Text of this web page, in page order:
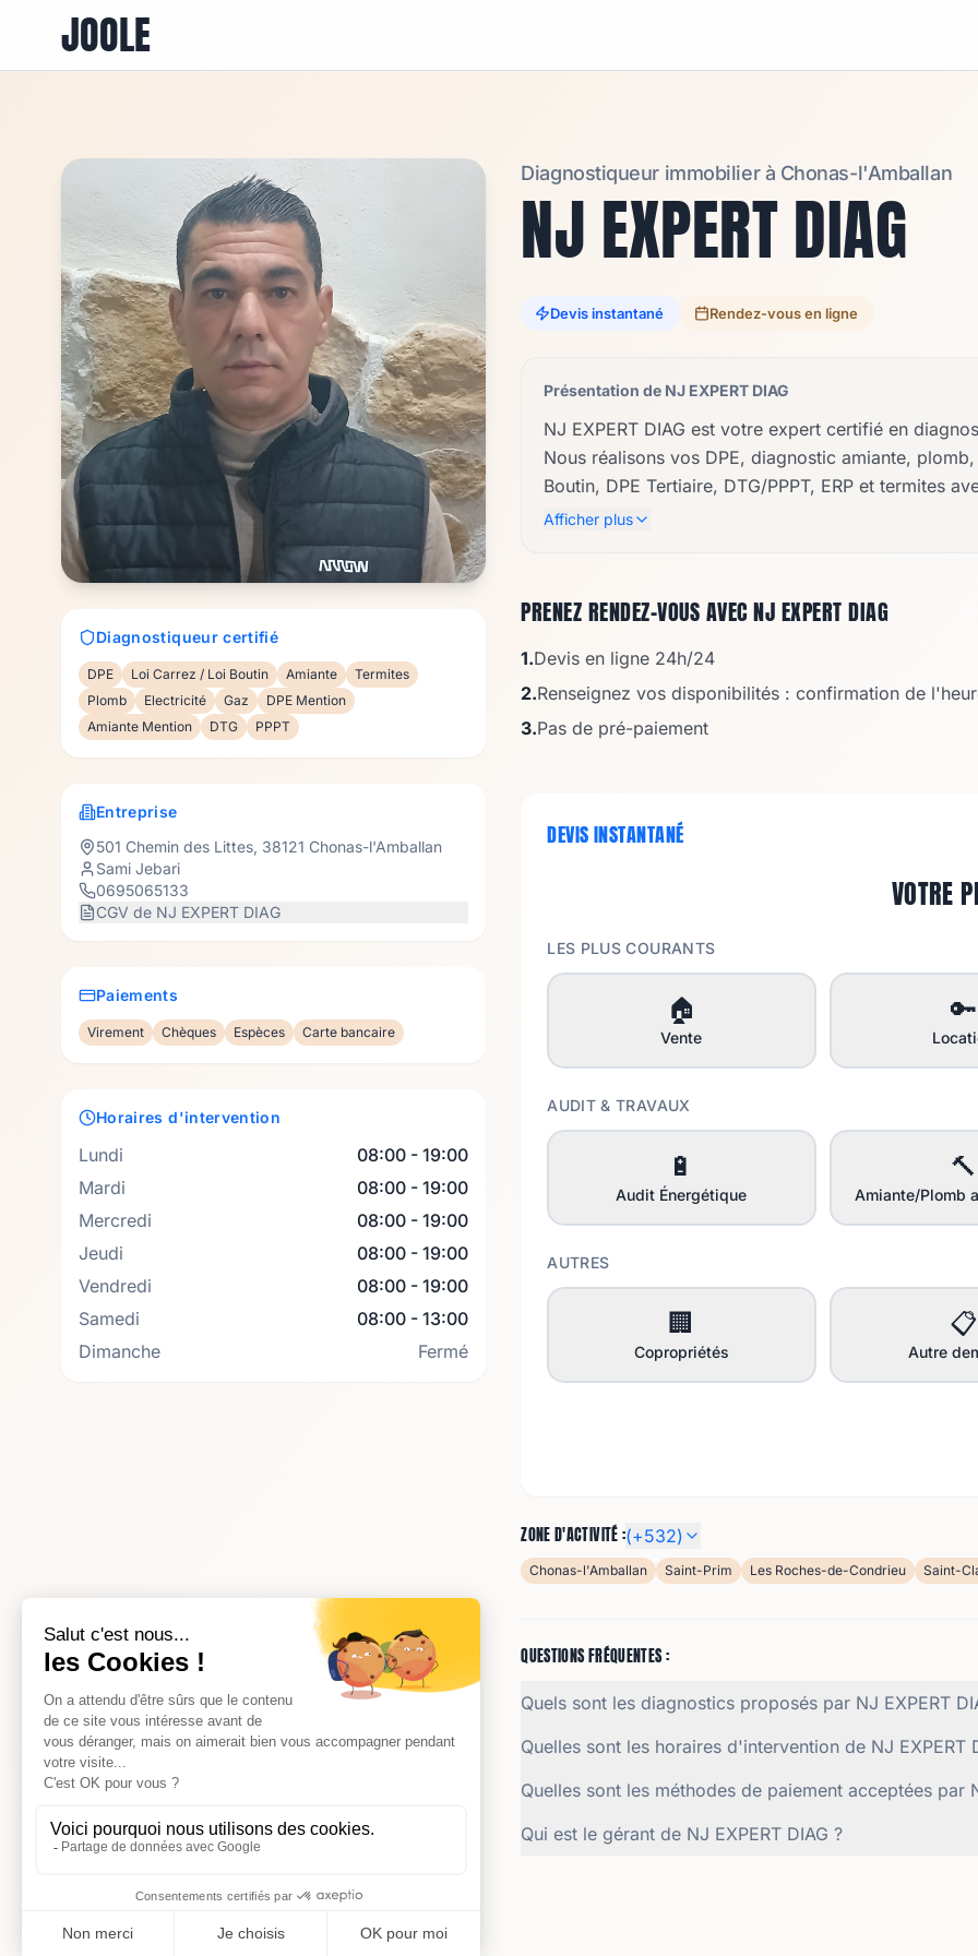
JOOLE
Diagnostiqueur certifié
DPE Loi Carrez / Loi Boutin Amiante
Termites
Plomb
Electricité Gaz
DPE Mention
Amiante Mention
DTG PPPT
Entreprise
501 Chemin des Littes, 38121 Chonas-l'Amballan
Sami Jebari
0695065133
CGV de NJ EXPERT DIAG
Paiements
Virement Chèques Espèces Carte bancaire
Horaires d'intervention
Lundi
08:00 - 19:00
Mardi
08:00 - 19:00
Mercredi
08:00 - 19:00
Jeudi
08:00 - 19:00
Vendredi
08:00 - 19:00
Samedi
08:00 - 13:00
Dimanche
Fermé
Diagnostiqueur immobilier à Chonas-l'Amballan
NJ EXPERT DIAG
Devis instantané Rendez-vous en ligne
Présentation de NJ EXPERT DIAG
NJ EXPERT DIAG est votre expert certifié en
Nous réalisons vos DPE, diagnostic amiante,
Boutin, DPE Tertiaire, DTG/PPPT, ERP et termites
rapidement à Vienne, Givors, Lyon Sud, Roussillon,
et valoriser vos biens grâce à une expertise fiable et
Afficher plus
PRENEZ RENDEZ-VOUS AVECNJ EXPERT DIAG
1.Devis en ligne 24h/24
2.Renseignez vos disponibilités : confirmation de
3.Pas de pré-paiement
DEVIS INSTANTANÉ
VOTRE
LES PLUS COURANTS
🏠
Vente
🔑
AUDIT & TRAVAUX
🔋
Audit Énergétique
🔨
Amiante/Plomb
AUTRES
🏢
Copropriétés
📋
Autre
ZONE D'ACTIVITÉ :(+532)
Chonas-l'Amballan Saint-Prim Les Roches-de-Condrieu Saint-
QUESTIONS FRÉQUENTES :
Quels sont les diagnostics proposés par NJ EXPERT
Quelles sont les horaires d'intervention de NJ EXPERT
Quelles sont les méthodes de paiement acceptées par
Qui est le gérant de NJ EXPERT DIAG ?